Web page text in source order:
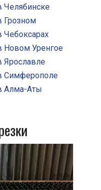
Челябинске
Грозном
Чебоксарах
Новом Уренгое
Ярославле
Симферополе
Алма-Аты